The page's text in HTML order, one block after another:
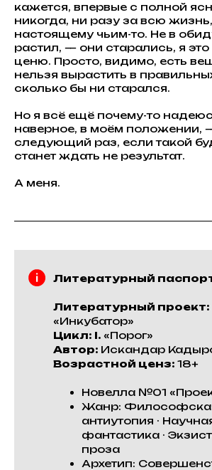
кажется, впервые с полной
никогда, ни разу за всю
настоящему чьим-то. Не в
растил, — они старались, я
ценю. Просто, видимо, есть
нельзя вырастить в
сколько бы ни старался.
Но я всё ещё почему-то
наверное, в моём положении,
следующий раз, если такой
станет ждать не результат.
А меня.
Литературный
Литературный проект:
«Инкубатор»
Цикл: I. «Порог»
Автор: Искандар
Возрастной ценз: 18+
Новелла №01
Жанр:
антиутопия ·
фантастика ·
проза
Архетип: